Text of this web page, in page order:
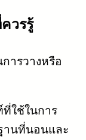
วรรู้
ารวางหรือ
ใช้ในการ
านที่นอนและ